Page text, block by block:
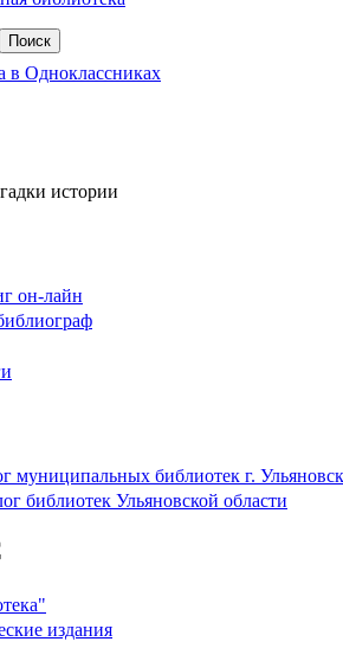
истории
он-лайн
муниципальных библиотек г.
библиотек Ульяновской области
издания